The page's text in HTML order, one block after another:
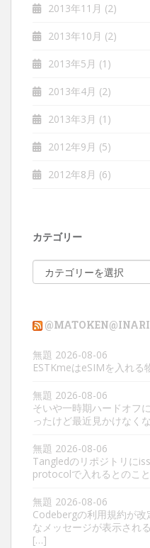
2013年11月 (2)
2013年10月 (2)
2013年5月 (1)
2013年4月 (2)
2013年3月 (1)
2012年9月 (5)
2012年8月 (6)
カテゴリー
テ
ー
無題 2026-08-06
ESTKmeはeSIMを入れる
無題 2026-08-06
そいや一時期ハードオフ
ったけど最近見かけなく
無題 2026-08-06
Tangledのリポジトリに
protocolで入れるとのこ
無題 2026-08-06
Codebergの利用規約が
なメッセージが表示され
[…]